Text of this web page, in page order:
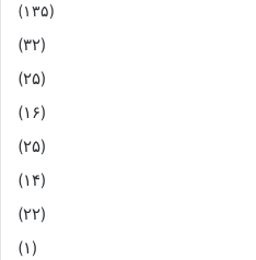
(۱۳۵)
(۳۲)
(۲۵)
(۱۶)
(۲۵)
(۱۴)
(۲۲)
(۱)